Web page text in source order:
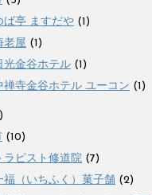
ば亭 ますだや (1)
老屋 (1)
光金谷ホテル (1)
禅寺金谷ホテル ユーコン (1)
(10)
ラピスト修道院 (7)
福（いちふく）菓子舗 (2)